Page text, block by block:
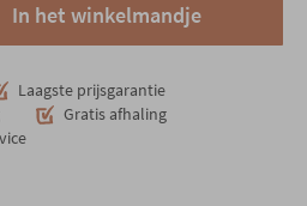
In het winkelmandje
Laagste prijsgarantie
Gratis afhaling